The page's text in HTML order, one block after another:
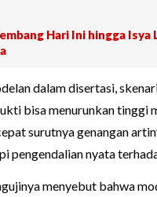
Hari Ini hingga Isya
dalam disertasi,
bisa menurunkan tinggi
surutnya genangan
pengendalian nyata
menyebut bahwa